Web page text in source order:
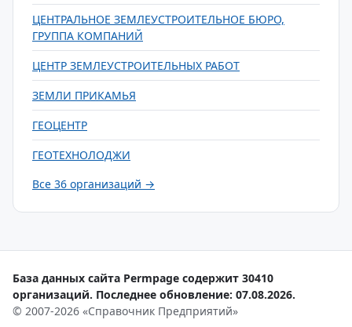
ЦЕНТРАЛЬНОЕ ЗЕМЛЕУСТРОИТЕЛЬНОЕ БЮРО,
ГРУППА КОМПАНИЙ
ЦЕНТР ЗЕМЛЕУСТРОИТЕЛЬНЫХ РАБОТ
ЗЕМЛИ ПРИКАМЬЯ
ГЕОЦЕНТР
ГЕОТЕХНОЛОДЖИ
Все 36 организаций →
База данных сайта Permpage содержит 30410
организаций. Последнее обновление: 07.08.2026.
© 2007-2026 «Справочник Предприятий»